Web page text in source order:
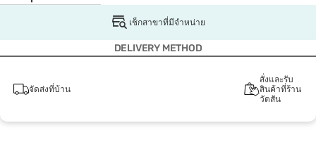
เช็กสาขาที่มีจำหน่าย
DELIVERY METHOD
จัดส่งที่บ้าน
สั่งและรับ
สินค้าที่ร้าน
วัตสัน